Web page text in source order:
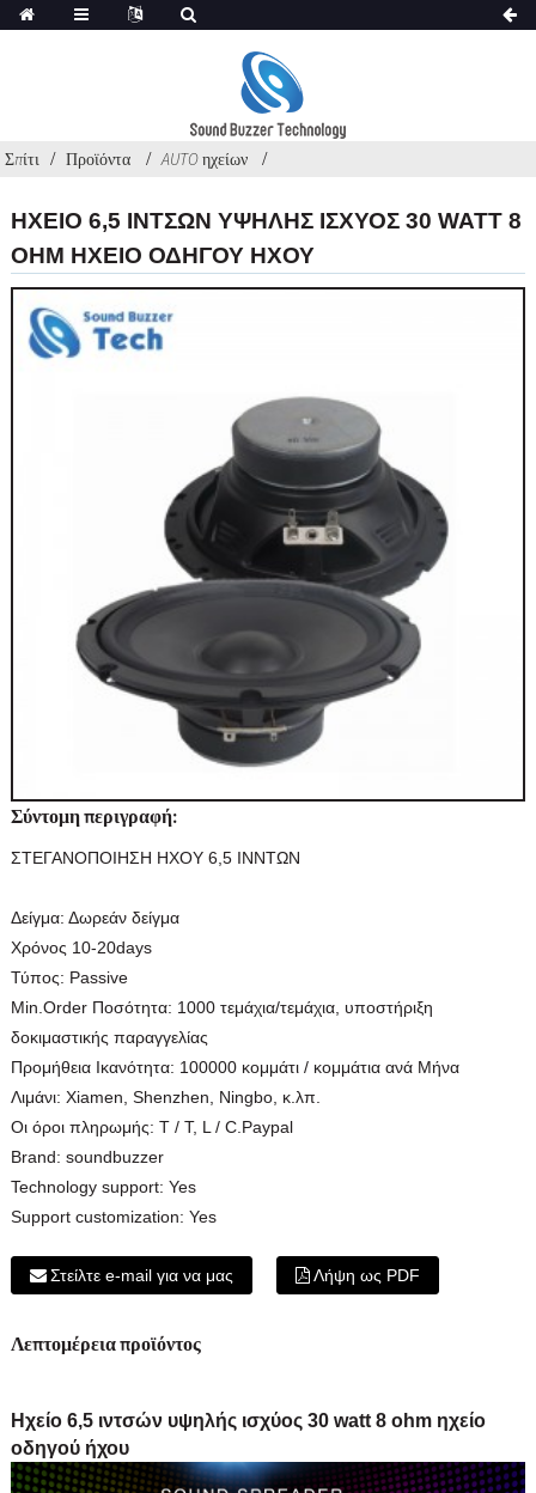
Σπίτι Προϊόντα AUTO ηχείων
ΗΧΕΊΟ 6,5 ΙΝΤΣΏΝ ΥΨΗΛΉΣ ΙΣΧΎΟΣ 30 WATT 8
OHM ΗΧΕΊΟ ΟΔΗΓΟΎ ΉΧΟΥ
Σύντομη περιγραφή:
ΣΤΕΓΑΝΟΠΟΙΗΣΗ ΗΧΟΥ 6,5 INΝΤΩΝ
Δείγμα: Δωρεάν δείγμα
Χρόνος 10-20days
Τύπος: Passive
Min.Order Ποσότητα: 1000 τεμάχια/τεμάχια, υποστήριξη
δοκιμαστικής παραγγελίας
Προμήθεια Ικανότητα: 100000 κομμάτι / κομμάτια ανά Μήνα
Λιμάνι: Xiamen, Shenzhen, Ningbo, κ.λπ.
Οι όροι πληρωμής: T / T, L / C.Paypal
Brand: soundbuzzer
Technology support: Yes
Support customization: Yes
Στείλτε e-mail για να μας Λήψη ως PDF
Λεπτομέρεια προϊόντος
Ηχείο 6,5 ιντσών υψηλής ισχύος 30 watt 8 ohm ηχείο
οδηγού ήχου